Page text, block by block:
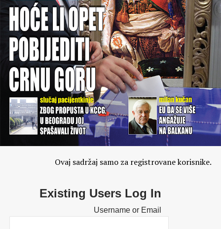
Ovaj sadržaj samo za registrovane korisnike.
Existing Users Log In
Username or Email